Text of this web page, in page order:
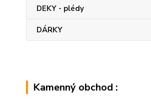
DEKY - plédy
DÁRKY
Kamenný obchod :